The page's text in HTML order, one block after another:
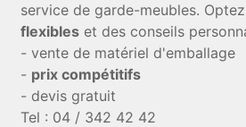
service de garde-meubles.
flexibles et des conseils
- vente de matériel d'emballage
- prix compétitifs
- devis gratuit
Tel : 04 / 342 42 42